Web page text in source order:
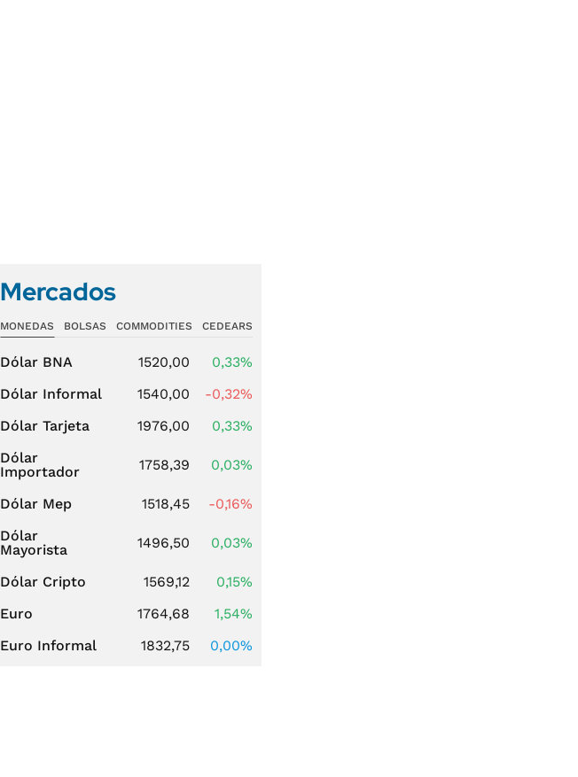
Mercados
MONEDAS BOLSAS COMMODITIES CEDEARS
Dólar BNA 1520,00
0,33%
Dólar Informal
1540,00
-0,32%
Dólar Tarjeta
1976,00
0,33%
Dólar
Importador
1758,39 0,03%
Dólar Mep 1518,45
-0,16%
Dólar
Mayorista
1496,50 0,03%
Dólar Cripto 1569,12
0,15%
Euro
1764,68
1,54%
Euro Informal
1832,75 0,00%